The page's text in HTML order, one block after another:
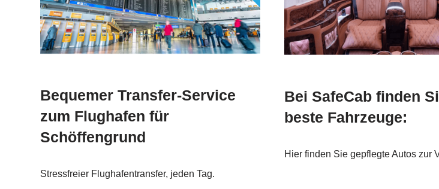
Bequemer Transfer-Service
zum Flughafen für
Schöffengrund
Stressfreier Flughafentransfer, jeden Tag.
Bei SafeCab finden
beste Fahrzeuge:
Hier finden Sie gepflegte Autos zur